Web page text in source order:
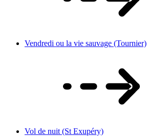
Vendredi ou la vie sauvage (Tournier)
Vol de nuit (St Exupéry)